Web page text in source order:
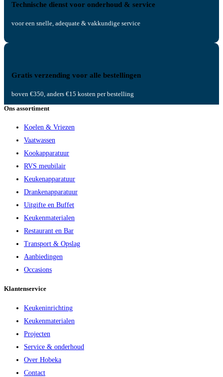
Technische dienst voor onderhoud & service
voor een snelle, adequate & vakkundige service
Gratis verzending voor alle bestellingen
boven €350, anders €15 kosten per bestelling
Ons assortiment
Koelen & Vriezen
Vaatwassen
Kookapparatuur
RVS meubilair
Keukenapparatuur
Drankenapparatuur
Uitgifte en Buffet
Keukenmaterialen
Restaurant en Bar
Transport & Opslag
Aanbiedingen
Occasions
Klantenservice
Keukeninrichting
Keukenmaterialen
Projecten
Service & onderhoud
Over Hobeka
Contact